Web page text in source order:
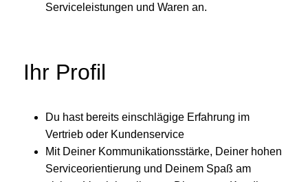
Serviceleistungen und Waren an.
Ihr Profil
Du hast bereits einschlägige Erfahrung im
Vertrieb oder Kundenservice
Mit Deiner Kommunikationsstärke, Deiner hohen
Serviceorientierung und Deinem Spaß am